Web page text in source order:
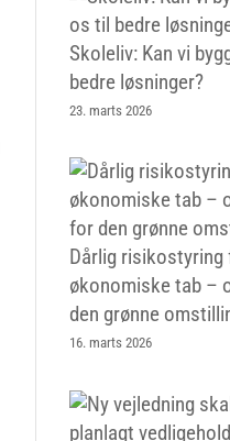
Skoleliv: Kan vi
bedre løsninger?
23. marts 2026
Dårlig
økonomiske tab –
den grønne
16. marts 2026